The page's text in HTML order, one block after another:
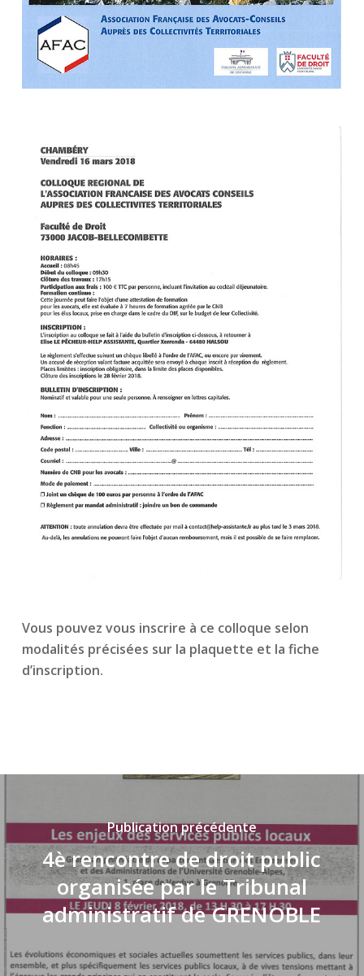
Vous pouvez vous inscrire à ce colloque selon
modalités précisées sur la plaquette et la fiche
d’inscription.
Publication précédente
4è rencontre de droit public
organisée par le Tribunal
administratif de GRENOBLE